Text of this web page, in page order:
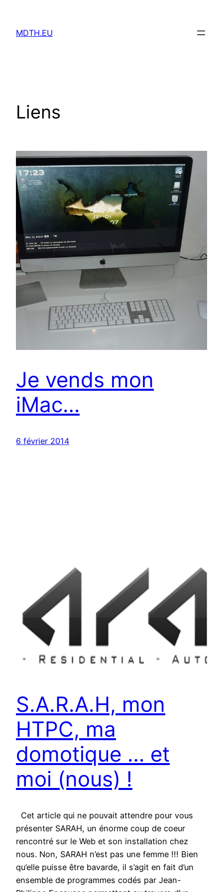
contenu
MDTH.EU
Liens
Je vends mon
iMac…
6 février 2014
S.A.R.A.H, mon
HTPC, ma
domotique … et
moi (nous) !
Cet article qui ne pouvait attendre pour vous
présenter SARAH, un énorme coup de coeur
rencontré sur le Web et son installation chez
nous. Non, SARAH n’est pas une femme !!! Bien
qu’elle puisse être bavarde, il s’agit en fait d’un
ensemble de programmes codés par Jean-